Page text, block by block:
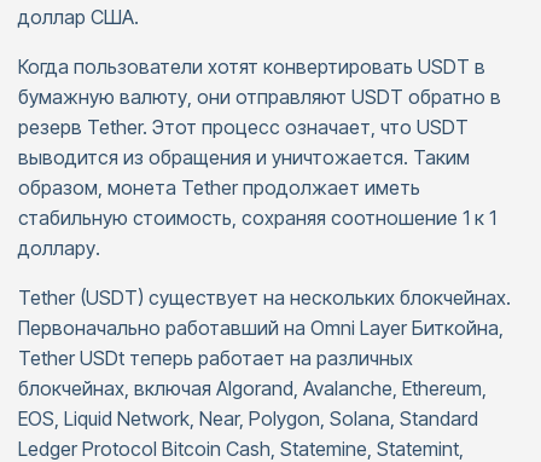
доллар США.
Когда пользователи хотят конвертировать USDT в
бумажную валюту, они отправляют USDT обратно в
резерв Tether. Этот процесс означает, что USDT
выводится из обращения и уничтожается. Таким
образом, монета Tether продолжает иметь
стабильную стоимость, сохраняя соотношение 1 к 1
доллару.
Tether (USDT) существует на нескольких блокчейнах.
Первоначально работавший на Omni Layer Биткойна,
Tether USDt теперь работает на различных
блокчейнах, включая Algorand, Avalanche, Ethereum,
EOS, Liquid Network, Near, Polygon, Solana, Standard
Ledger Protocol Bitcoin Cash, Statemine, Statemint,